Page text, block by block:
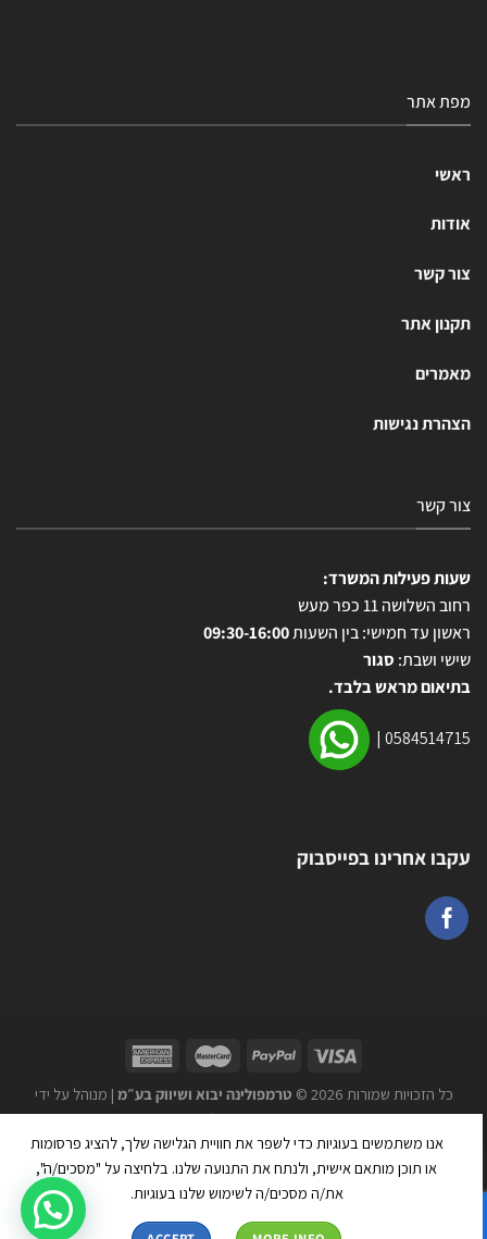
מפת אתר
ראשי
אודות
צור קשר
תקנון אתר
מאמרים
הצהרת נגישות
צור קשר
שעות פעילות המשרד:
רחוב השלושה 11 כפר מעש
ראשון עד חמישי: בין השעות09:30-16:00
שישי ושבת: סגור
בתיאום מראש בלבד.
0584514715
|
עקבו אחרינו בפייסבוק
כל הזכויות שמורות 2026 © טרמפולינה יבוא ושיווק בע״מ| מנוהל על ידי
WEmanage - ניהול אתרים
אנו משתמשים בעוגיות כדי לשפר את חוויית הגלישה שלך, להציג פרסומות
או תוכן מותאם אישית, ולנתח את התנועה שלנו. בלחיצה על "מסכים/ה",
את/ה מסכים/ה לשימוש שלנו בעוגיות.